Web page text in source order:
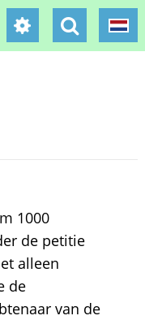
1000
de petitie
alleen
de
van de